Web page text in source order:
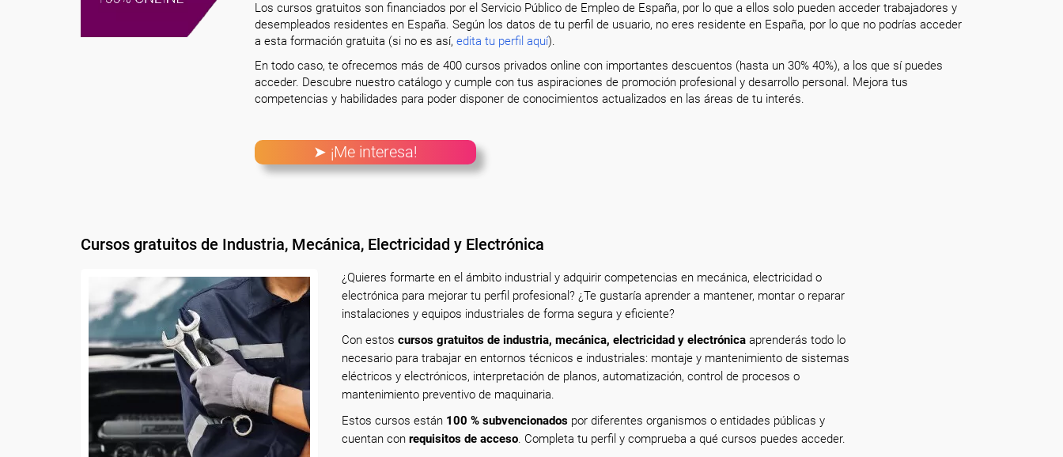
Los cursos gratuitos son financiados por el Servicio Público de Empleo de España, por lo que a ellos solo pueden acceder trabajadores y
desempleados residentes en España. Según los datos de tu perfil de usuario, no eres residente en España, por lo que no podrías acceder
a esta formación gratuita (si no es así, edita tu perfil aquí).
En todo caso, te ofrecemos más de 400 cursos privados online con importantes descuentos (hasta un 30% 40%), a los que sí puedes
acceder. Descubre nuestro catálogo y cumple con tus aspiraciones de promoción profesional y desarrollo personal. Mejora tus
competencias y habilidades para poder disponer de conocimientos actualizados en las áreas de tu interés.
➤ ¡Me interesa!
Cursos gratuitos de Industria, Mecánica, Electricidad y Electrónica
¿Quieres formarte en el ámbito industrial y adquirir competencias en mecánica, electricidad o
electrónica para mejorar tu perfil profesional? ¿Te gustaría aprender a mantener, montar o reparar
instalaciones y equipos industriales de forma segura y eficiente?
Con estos cursos gratuitos de industria, mecánica, electricidad y electrónica aprenderás todo lo
necesario para trabajar en entornos técnicos e industriales: montaje y mantenimiento de sistemas
eléctricos y electrónicos, interpretación de planos, automatización, control de procesos o
mantenimiento preventivo de maquinaria.
Estos cursos están 100 % subvencionados por diferentes organismos o entidades públicas y
cuentan con requisitos de acceso. Completa tu perfil y comprueba a qué cursos puedes acceder.